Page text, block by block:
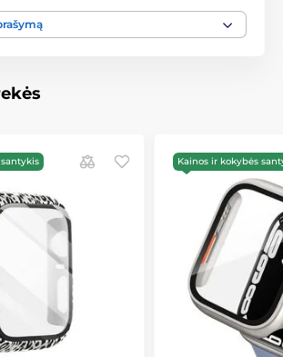
Čia ne tik apsauga – čia ir
dizainas ir preciziškai atliktos detalės
ne tik praktiška, bet ir gražia kasdienio
ir ekranui:Gali būti tikras, kad
neįtakos tavo laikrodžio jautrumo ar
laikytų laikrodį vietoje, jo
Case
savo laikrodžiui tai, kas
Watch Case gauni ne tik stilių, bet ir
kurios nusipelno.
Kainos ir kokybės